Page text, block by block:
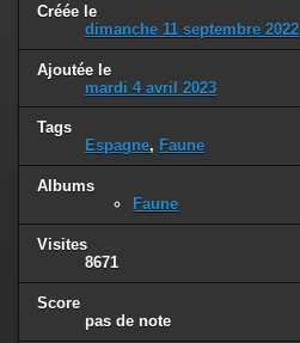
Créée le
dimanche 11 septembre 2022
Ajoutée le
mardi 4 avril 2023
Tags
Espagne, Faune
Albums
Faune
Visites
8671
Score
pas de note